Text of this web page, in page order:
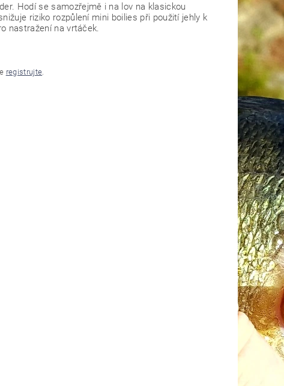
Hodí se samozřejmě i na lov na klasickou
riziko rozpůlení mini boilies při použití jehly k
nastražení na vrtáček.
registrujte